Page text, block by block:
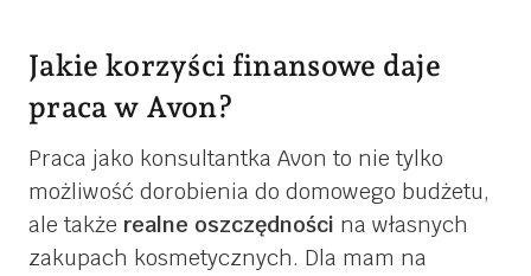
Jakie korzyści finansowe daje
praca w Avon?
Praca jako konsultantka Avon to nie tylko
możliwość dorobienia do domowego budżetu,
ale także realne oszczędności na własnych
zakupach kosmetycznych. Dla mam na